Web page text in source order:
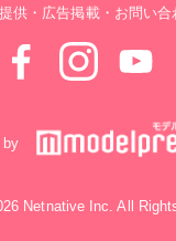
供・広告掲載・お問い合
by
Netnative Inc. All